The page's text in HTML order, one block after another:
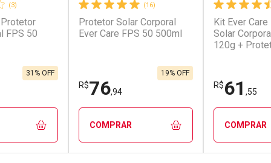
cada
cada
Ativar Desconto
Por R$ 92,11/cada
Por R$ 92,11/cada
Ativar
Por R$
Por R$
(3)
Protetor
FPS 50
31% OFF
(16)
Protetor Solar Corporal
Ever Care FPS 50 500ml
R$76,94
19% OFF
COMPRAR
Kit Ever
Solar
120g +
R$61 ,55
COMPRAR